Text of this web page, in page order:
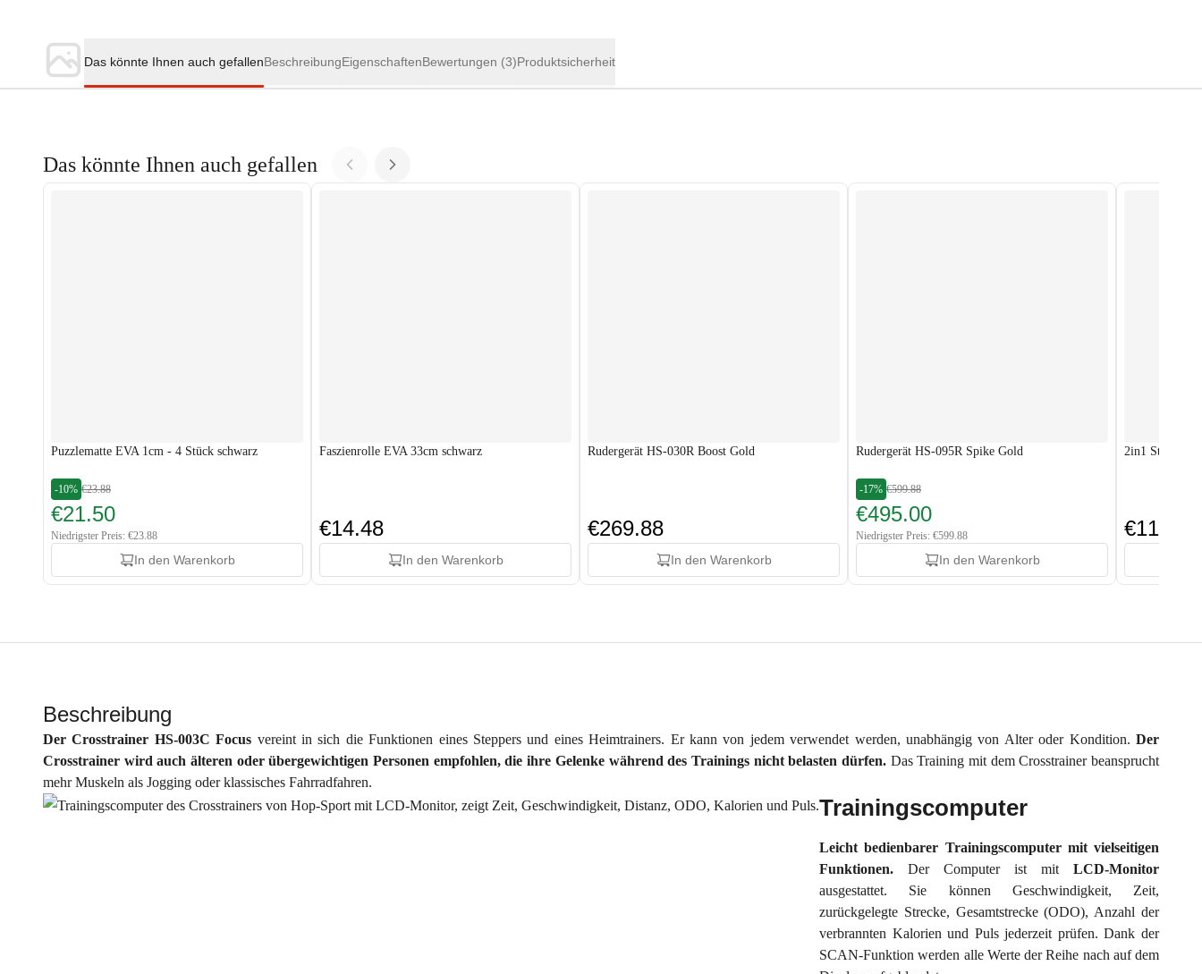
Das könnte Ihnen auch gefallenBeschreibungEigenschaftenBewertungen (3)Produktsicherheit
Das könnte Ihnen auch gefallen
Puzzlematte EVA 1cm - 4 Stück schwarz
-10% €23.88
€21.50
Niedrigster Preis: €23.88
In den Warenkorb
Faszienrolle EVA 33cm schwarz
€14.48
In den Warenkorb
Rudergerät HS-030R Boost Gold
€269.88
In den Warenkorb
Rudergerät HS-095R Spike Gold
-17% €599.88
€495.00
Niedrigster Preis: €599.88
In den Warenkorb
2in1 Stepper
€114.88
Beschreibung
Der Crosstrainer HS-003C Focus vereint in sich die Funktionen eines Steppers und eines Heimtrainers. Er kann von jedem verwendet werden, unabhängig von Alter oder Kondition.Der
Crosstrainer wird auch älteren oder übergewichtigen Personen empfohlen, die ihre Gelenke während des Trainings nicht belasten dürfen. Das Training mit dem Crosstrainer beansprucht
mehr Muskeln als Jogging oder klassisches Fahrradfahren.
Trainingscomputer
Leicht bedienbarer Trainingscomputer mit vielseitigen
Funktionen. Der Computer ist mit LCD-Monitor
ausgestattet. Sie können Geschwindigkeit, Zeit,
zurückgelegte Strecke, Gesamtstrecke (ODO), Anzahl der
verbrannten Kalorien und Puls jederzeit prüfen. Dank der
SCAN-Funktion werden alle Werte der Reihe nach auf dem